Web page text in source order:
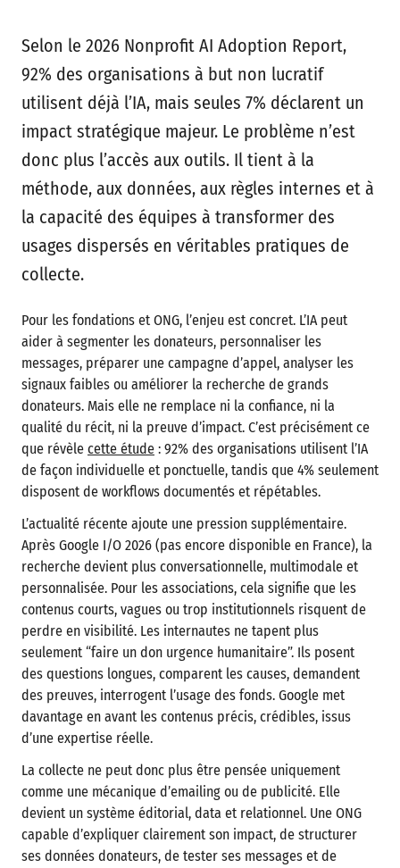
Selon le 2026 Nonprofit AI Adoption Report,
92% des organisations à but non lucratif
utilisent déjà l’IA, mais seules 7% déclarent un
impact stratégique majeur. Le problème n’est
donc plus l’accès aux outils. Il tient à la
méthode, aux données, aux règles internes et à
la capacité des équipes à transformer des
usages dispersés en véritables pratiques de
collecte.
Pour les fondations et ONG, l’enjeu est concret. L’IA peut
aider à segmenter les donateurs, personnaliser les
messages, préparer une campagne d’appel, analyser les
signaux faibles ou améliorer la recherche de grands
donateurs. Mais elle ne remplace ni la confiance, ni la
qualité du récit, ni la preuve d’impact. C’est précisément ce
que révèle cette étude : 92% des organisations utilisent l’IA
de façon individuelle et ponctuelle, tandis que 4% seulement
disposent de workflows documentés et répétables.
L’actualité récente ajoute une pression supplémentaire.
Après Google I/O 2026 (pas encore disponible en France), la
recherche devient plus conversationnelle, multimodale et
personnalisée. Pour les associations, cela signifie que les
contenus courts, vagues ou trop institutionnels risquent de
perdre en visibilité. Les internautes ne tapent plus
seulement “faire un don urgence humanitaire”. Ils posent
des questions longues, comparent les causes, demandent
des preuves, interrogent l’usage des fonds. Google met
davantage en avant les contenus précis, crédibles, issus
d’une expertise réelle.
La collecte ne peut donc plus être pensée uniquement
comme une mécanique d’emailing ou de publicité. Elle
devient un système éditorial, data et relationnel. Une ONG
capable d’expliquer clairement son impact, de structurer
ses données donateurs, de tester ses messages et de